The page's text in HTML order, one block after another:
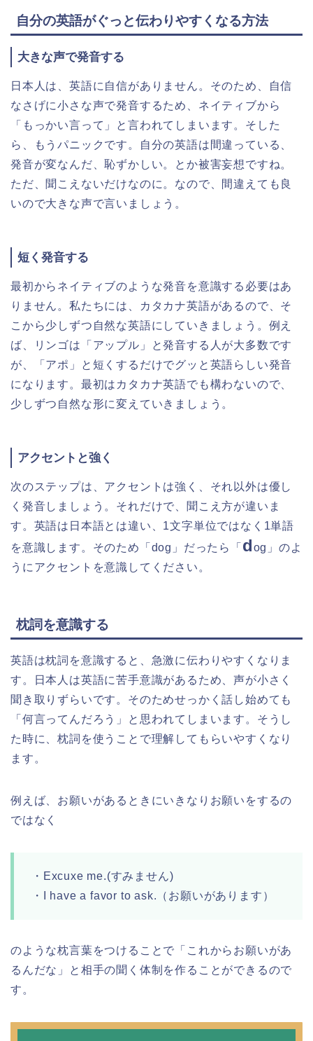
自分の英語がぐっと伝わりやすくなる方法
大きな声で発音する
日本人は、英語に自信がありません。そのため、自信
なさげに小さな声で発音するため、ネイティブから
「もっかい言って」と言われてしまいます。そした
ら、もうパニックです。自分の英語は間違っている、
発音が変なんだ、恥ずかしい。とか被害妄想ですね。
ただ、聞こえないだけなのに。なので、間違えても良
いので大きな声で言いましょう。
短く発音する
最初からネイティブのような発音を意識する必要はあ
りません。私たちには、カタカナ英語があるので、そ
こから少しずつ自然な英語にしていきましょう。例え
ば、リンゴは「アップル」と発音する人が大多数です
が、「アポ」と短くするだけでグッと英語らしい発音
になります。最初はカタカナ英語でも構わないので、
少しずつ自然な形に変えていきましょう。
アクセントと強く
次のステップは、アクセントは強く、それ以外は優し
く発音しましょう。それだけで、聞こえ方が違いま
す。英語は日本語とは違い、1文字単位ではなく1単語
を意識します。そのため「dog」だったら「 dog」のよ
うにアクセントを意識してください。
枕詞を意識する
英語は枕詞を意識すると、急激に伝わりやすくなりま
す。日本人は英語に苦手意識があるため、声が小さく
聞き取りずらいです。そのためせっかく話し始めても
「何言ってんだろう」と思われてしまいます。そうし
た時に、枕詞を使うことで理解してもらいやすくなり
ます。
例えば、お願いがあるときにいきなりお願いをするの
ではなく
・Excuxe me.(すみません)
・I have a favor to ask.（お願いがあります）
のような枕言葉をつけることで「これからお願いがあ
るんだな」と相手の聞く体制を作ることができるので
す。